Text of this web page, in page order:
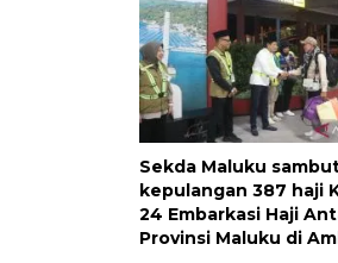
Sekda Maluku
kepulangan 387 haji
24 Embarkasi Haji
Provinsi Maluku di